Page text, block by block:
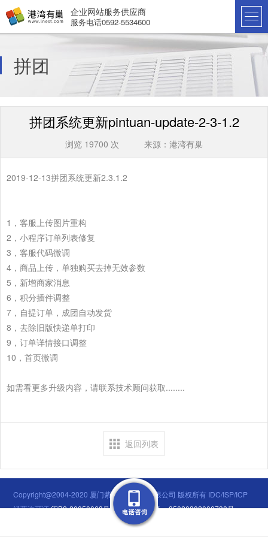
企业网站服务供应商
服务电话0592-5534600
拼团
拼团系统更新pintuan-update-2-3-1.2
浏览 19700 次 来源：港湾有巢
2019-12-13拼团系统更新2.3.1.2
1，客服上传图片重构
2，小程序订单列表修复
3，客服代码微调
4，商品上传，单独购买去掉无效参数
5，新增商家消息
6，积分插件调整
7，自提订单，成团自动发货
8，去除旧版快递单打印
9，订单详情接口调整
10，首页微调
如需看更多升级内容，请联系技术顾问获取........
返回列表
Copyright@2004-2020 厦门紫竹数码科技有限公司 版权所有 IDC/ISP/ICP
经营许可证闽B2-20050063号 闽公网安备：35020302000738号